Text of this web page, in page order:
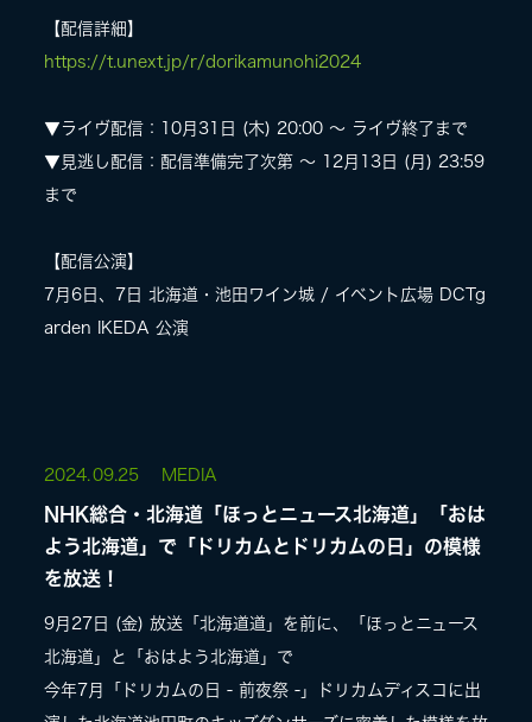
【配信詳細】
https://t.unext.jp/r/dorikamunohi2024
▼ライヴ配信：10月31日 (木) 20:00 ～ ライヴ終了まで
▼見逃し配信：配信準備完了次第 ～ 12月13日 (月) 23:59
まで
【配信公演】
7月6日、7日 北海道・池田ワイン城 / イベント広場 DCTg
arden IKEDA 公演
2024. 09.25 MEDIA
NHK総合・北海道「ほっとニュース北海道」「おは
よう北海道」で「ドリカムとドリカムの日」の模様
を放送！
9月27日 (金) 放送「北海道道」を前に、「ほっとニュース
北海道」と「おはよう北海道」で
今年7月「ドリカムの日 - 前夜祭 -」ドリカムディスコに出